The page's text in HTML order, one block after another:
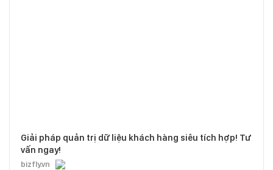
Giải pháp quản trị dữ liệu khách hàng siêu tích hợp! Tư
vấn ngay!
bizfly.vn